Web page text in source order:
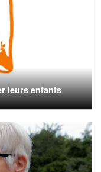
leurs enfants